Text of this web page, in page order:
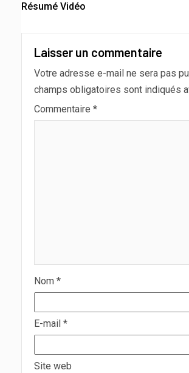
Résumé Vidéo
Laisser un commentaire
Votre adresse e-mail ne sera pas
champs obligatoires sont indiqués
Commentaire *
Nom *
E-mail *
Site web